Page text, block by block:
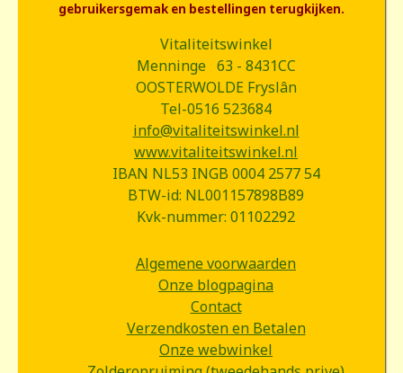
gebruikersgemak en bestellingen terugkijken.
Vitaliteitswinkel
Menninge 63 - 8431CC
OOSTERWOLDE Fryslân
Tel-0516 523684
info@vitaliteitswinkel.nl
www.vitaliteitswinkel.nl
IBAN NL53 INGB 0004 2577 54
BTW-id: NL001157898B89
Kvk-nummer: 01102292
Algemene voorwaarden
Onze blogpagina
Contact
Verzendkosten en Betalen
Onze webwinkel